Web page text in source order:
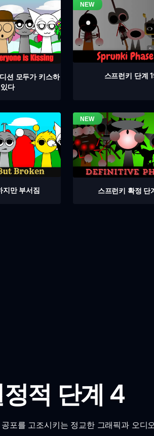
션 모두가 키스하
다
스프런키 단계
지만 부서짐 스프런키 확정 단
적 단계 4
포를 고조시키는 정교한 그래픽과 오디